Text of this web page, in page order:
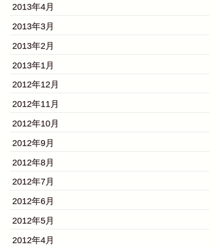
2013年4月
2013年3月
2013年2月
2013年1月
2012年12月
2012年11月
2012年10月
2012年9月
2012年8月
2012年7月
2012年6月
2012年5月
2012年4月